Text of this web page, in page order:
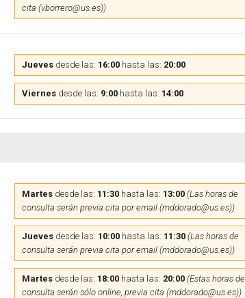
cita (vborrero@us.es))
Juevesdesde las: 16:00hasta las: 20:00
Viernesdesde las: 9:00hasta las: 14:00
Martesdesde las: 11:30hasta las: 13:00 (Las horas de
consulta serán previa cita por email (mddorado@us.es))
Juevesdesde las: 10:00hasta las: 11:30 (Las horas de
consulta serán previa cita por email (mddorado@us.es))
Martesdesde las: 18:00hasta las: 20:00 (Estas horas de
consulta serán sólo online, previa cita (mddorado@us.es))